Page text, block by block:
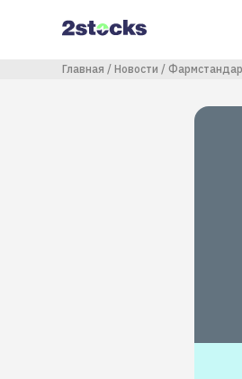
содержанию
Строка навигации
Главная Новости